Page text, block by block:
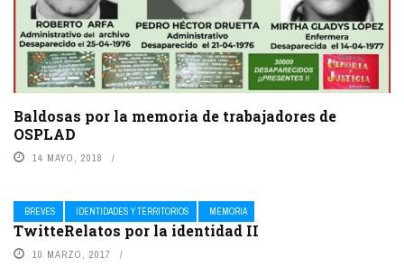
Baldosas por la memoria de trabajadores de
OSPLAD
14 MAYO, 2018
BREVES IDENTIDADES Y TERRITORIOS MEMORIA
TwitteRelatos por la identidad II
10 MARZO, 2017